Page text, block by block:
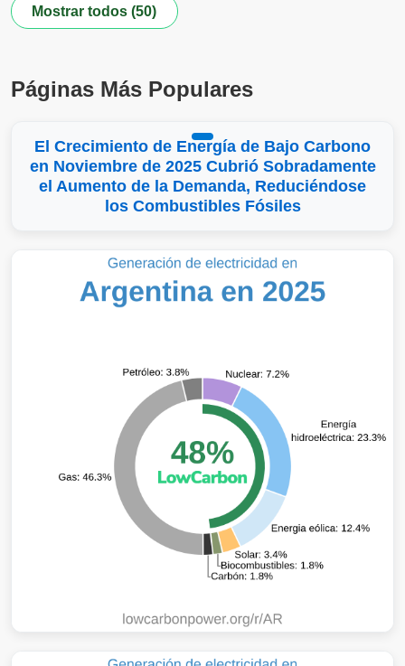
Mostrar todos (50)
Páginas Más Populares
El Crecimiento de Energía de Bajo Carbono
en Noviembre de 2025 Cubrió Sobradamente
el Aumento de la Demanda, Reduciéndose
los Combustibles Fósiles